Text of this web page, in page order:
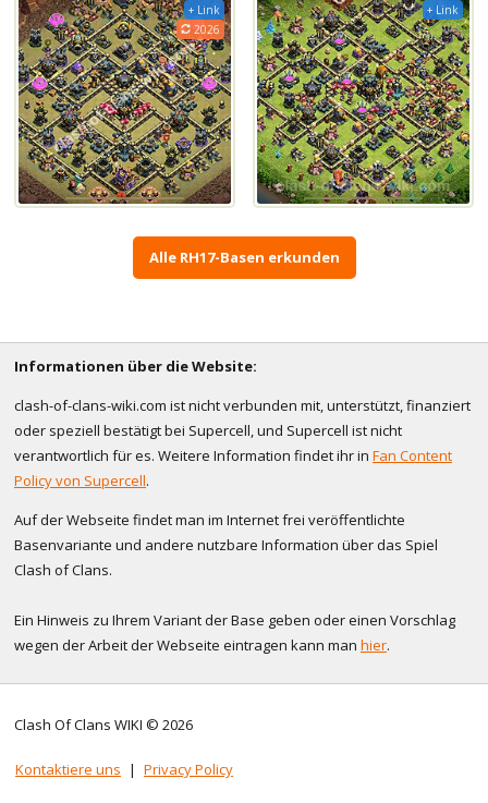
+ Link
2026
+ Link
Alle RH17-Basen erkunden
Informationen über die Website:
clash-of-clans-wiki.com ist nicht verbunden mit, unterstützt, finanziert
oder speziell bestätigt bei Supercell, und Supercell ist nicht
verantwortlich für es. Weitere Information findet ihr in Fan Content
Policy von Supercell.
Auf der Webseite findet man im Internet frei veröffentlichte
Basenvariante und andere nutzbare Information über das Spiel
Clash of Clans.
Ein Hinweis zu Ihrem Variant der Base geben oder einen Vorschlag
wegen der Arbeit der Webseite eintragen kann man hier.
Clash Of Clans WIKI © 2026
Kontaktiere uns | Privacy Policy